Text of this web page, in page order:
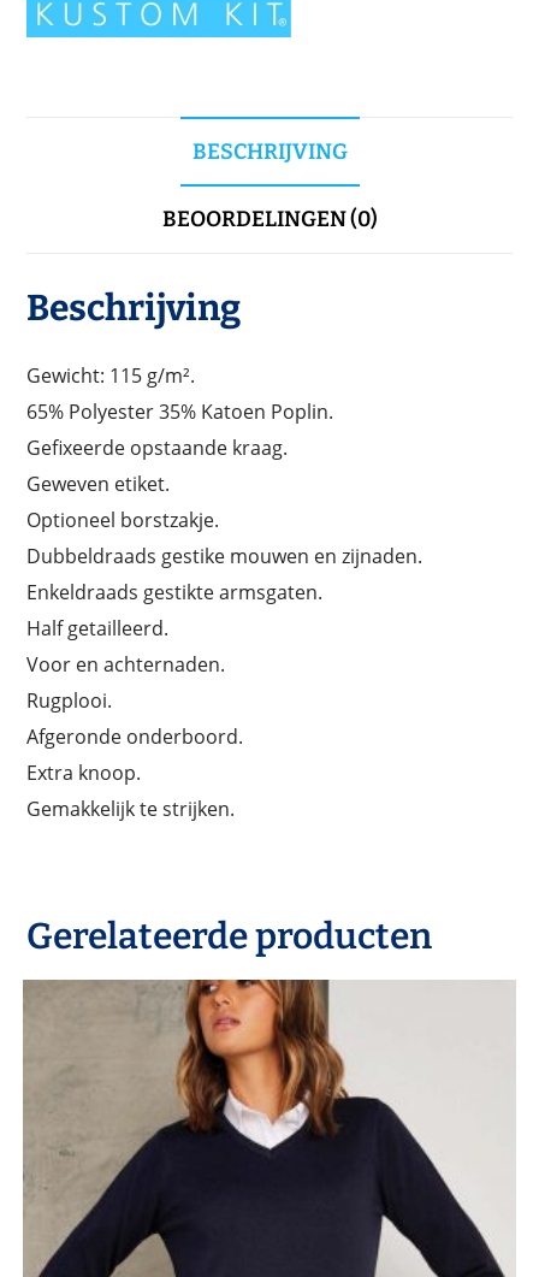
BESCHRIJVING
BEOORDELINGEN (0)
Beschrijving
Gewicht: 115 g/m².
65% Polyester 35% Katoen Poplin.
Gefixeerde opstaande kraag.
Geweven etiket.
Optioneel borstzakje.
Dubbeldraads gestike mouwen en zijnaden.
Enkeldraads gestikte armsgaten.
Half getailleerd.
Voor en achternaden.
Rugplooi.
Afgeronde onderboord.
Extra knoop.
Gemakkelijk te strijken.
Gerelateerde producten